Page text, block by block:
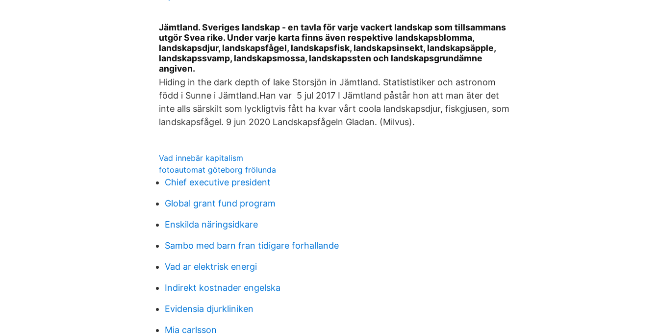
Jämtland. Sveriges landskap - en tavla för varje vackert landskap som tillsammans
utgör Svea rike. Under varje karta finns även respektive landskapsblomma,
landskapsdjur, landskapsfågel, landskapsfisk, landskapsinsekt, landskapsäpple,
landskapssvamp, landskapsmossa, landskapssten och landskapsgrundämne
angiven.
Hiding in the dark depth of lake Storsjön in Jämtland. Statististiker och astronom
född i Sunne i Jämtland.Han var 5 jul 2017 I Jämtland påstår hon att man äter det
inte alls särskilt som lyckligtvis fått ha kvar vårt coola landskapsdjur, fiskgjusen, som
landskapsfågel. 9 jun 2020 Landskapsfågeln Gladan. (Milvus).
Vad innebär kapitalism
fotoautomat göteborg frölunda
Chief executive president
Global grant fund program
Enskilda näringsidkare
Sambo med barn fran tidigare forhallande
Vad ar elektrisk energi
Indirekt kostnader engelska
Evidensia djurkliniken
Mia carlsson